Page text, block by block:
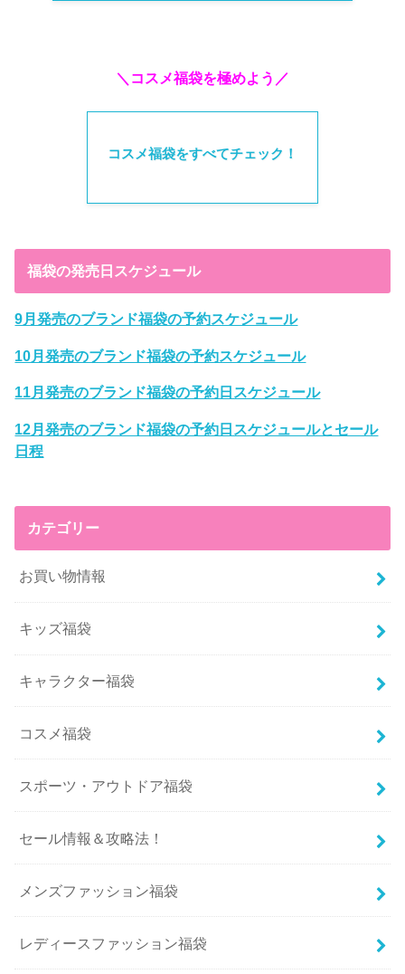
＼コスメ福袋を極めよう／
コスメ福袋をすべてチェック！
福袋の発売日スケジュール
9月発売のブランド福袋の予約スケジュール
10月発売のブランド福袋の予約スケジュール
11月発売のブランド福袋の予約日スケジュール
12月発売のブランド福袋の予約日スケジュールとセール
日程
カテゴリー
お買い物情報
キッズ福袋
キャラクター福袋
コスメ福袋
スポーツ・アウトドア福袋
セール情報＆攻略法！
メンズファッション福袋
レディースファッション福袋